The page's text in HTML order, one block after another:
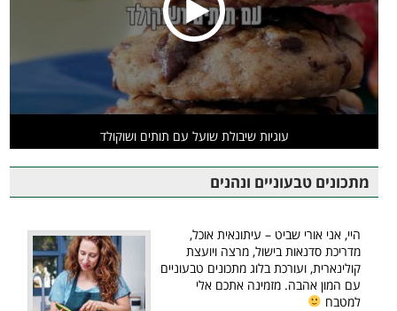
עוגיות שיבולת שועל עם תותים ושוקולד
מתכונים טבעוניים ונהנים
היי, אני אורי שביט – עיתונאית אוכל,
מדריכת סדנאות בישול, מרצה ויועצת
קולינארית, ועורכת בלוג מתכונים טבעוניים
עם המון אהבה. מזמינה אתכם אלי
למטבח